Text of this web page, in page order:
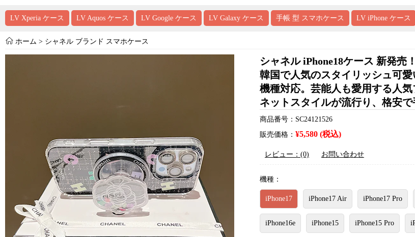
LV Xperia ケース LV Aquos ケース LV Google ケース LV Galaxy ケース 手帳 型 スマホケース LV iPhone ケース
ホーム > シャネル ブランド スマホケース
シャネル iPhone18ケース 新発売
韓国で人気のスタイリッシュ可
機種対応。芸能人も愛用する人
ネットスタイルが流行り、格安
商品番号：SC24121526
販売価格： ¥5,580 (税込)
レビュー：(0) お問い合わせ
機種：
iPhone17 iPhone17 Air iPhone17 Pro
iPhone16e iPhone15 iPhone15 Pro